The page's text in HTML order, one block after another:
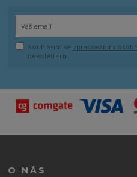
Souhlasím se zpracováním
newsletteru.
O NÁS